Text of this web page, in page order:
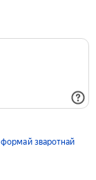
формай зваротнай